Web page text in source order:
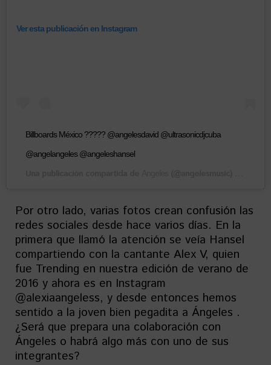
Ver esta publicación en Instagram
Billboards México ????? @angelesdavid @ultrasonicdjcuba
@angelangeles @angeleshansel
Por otro lado, varias fotos crean confusión las
redes sociales desde hace varios días. En la
primera que llamó la atención se veía Hansel
compartiendo con la cantante Alex V, quien
fue Trending en nuestra edición de verano de
2016 y ahora es en Instagram
@alexiaangeless, y desde entonces hemos
sentido a la joven bien pegadita a Ángeles .
¿Será que prepara una colaboración con
Ángeles o habrá algo más con uno de sus
integrantes?